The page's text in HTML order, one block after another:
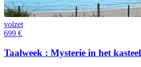
volzet
699 €
Taalweek : Mysterie in het kasteel